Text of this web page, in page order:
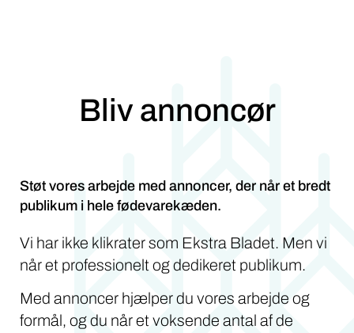
Bliv annoncør
Støt vores arbejde med annoncer, der når et bredt
publikum i hele fødevarekæden.
Vi har ikke klikrater som Ekstra Bladet. Men vi
når et professionelt og dedikeret publikum.
Med annoncer hjælper du vores arbejde og
formål, og du når et voksende antal af de